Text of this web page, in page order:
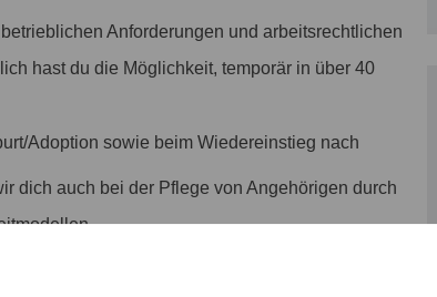
Anforderungen und arbeitsrechtlichen
hast du die Möglichkeit, temporär in über 40
Adoption sowie beim Wiedereinstieg nach
dich auch bei der Pflege von Angehörigen durch
und nach arbeitsintensiven Phasen durch